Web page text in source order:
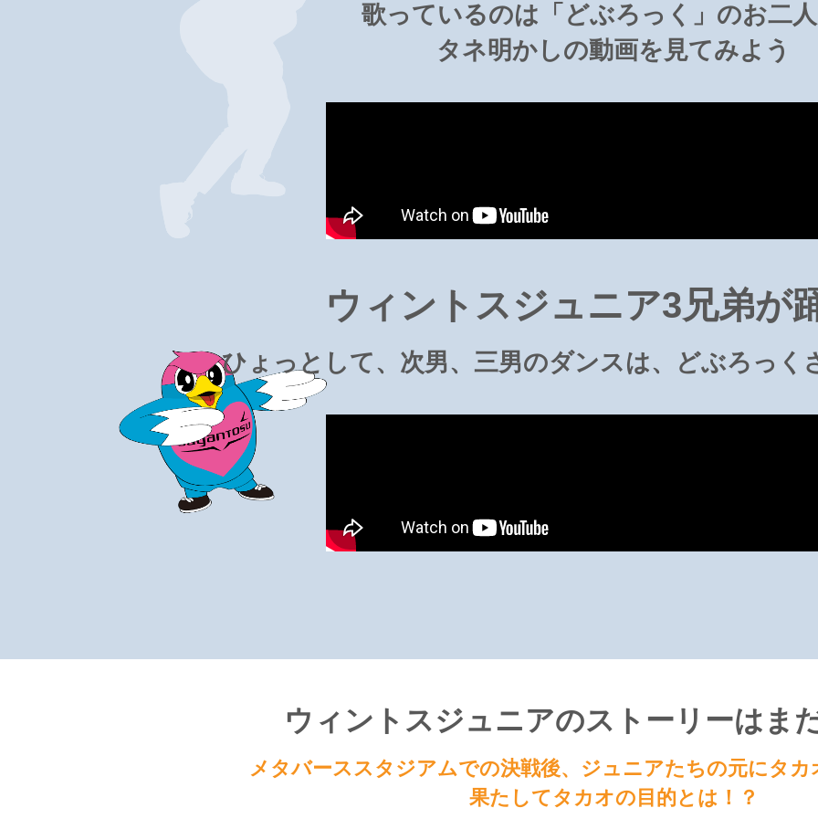
歌っているのは「どぶろっく」のお二
タネ明かしの動画を見てみよう
ウィントスジュニア3兄弟が
ひょっとして、次男、三男のダンスは、どぶろっく
ウィントスジュニアのストーリーはま
メタバーススタジアムでの決戦後、 ジュニアたちの元にタ
果たしてタカオの目的とは！？